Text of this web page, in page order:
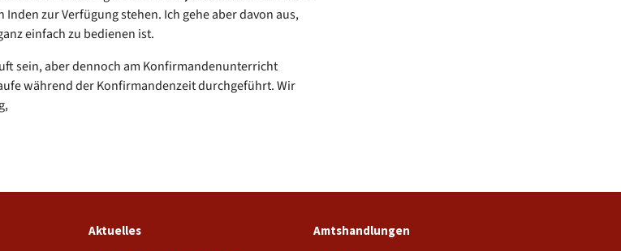
zur Verfügung stehen. Ich gehe aber davon aus,
einfach zu bedienen ist.
sein, aber dennoch am Konfirmandenunterricht
während der Konfirmandenzeit durchgeführt. Wir
Aktuelles Amtshandlungen